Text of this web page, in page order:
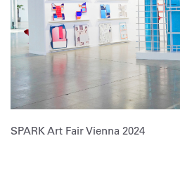
SPARK Art Fair Vienna 2024